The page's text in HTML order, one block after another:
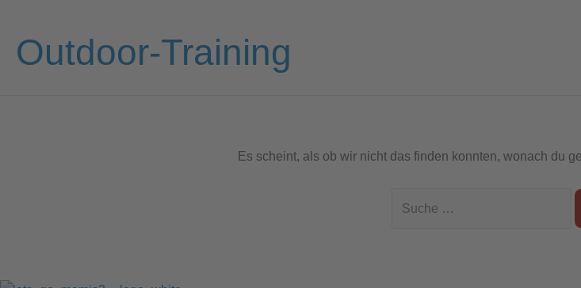
Outdoor-Training
Es scheint, als ob wir nicht das finden konnten, wonach du
nach: